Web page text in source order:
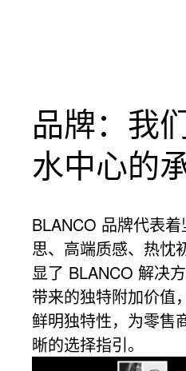
品牌：我
水中心的
BLANCO 品牌代表
思、高端质感、热忱
显了 BLANCO 解决
带来的独特附加价值
鲜明独特性，为零售
晰的选择指引。